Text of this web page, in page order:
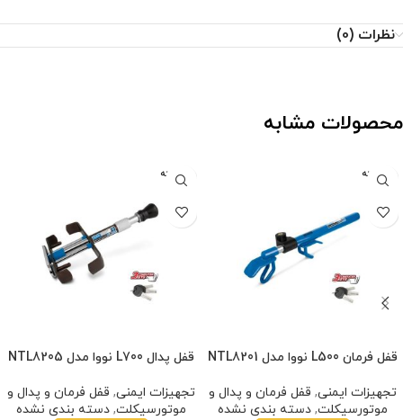
نظرات (0)
محصولات مشابه
فروخته
شده
قفل فرمان L500 نووا مدل NTL8201
تجهیزات ایمنی, قفل فرمان و پدال و
موتورسیکلت,دسته بندی نشده
فروخته
شده
قفل پدال L700 نووا مدل NTL8205
تجهیزات ایمنی, قفل فرمان و پدال و
موتورسیکلت,دسته بندی نشده